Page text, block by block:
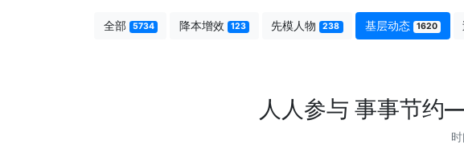
全部 5734 降本增效 123 先模人物 238 基层动态 1620
人人参与 事事节约